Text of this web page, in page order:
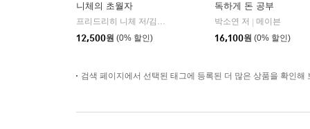
니체의 초월자
프리드리히 니체 저/김철 편역
12,500원 (0% 할인)
독하게 돈 공부
박소연 저
메이븐
16,100원 (0% 할인)
검색 페이지에서 선택된 태그에 등록된 더 많은 상품을 확인해